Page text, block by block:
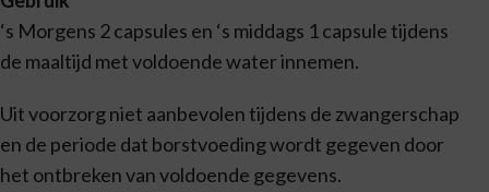
‘s Morgens 2 capsules en ‘s middags 1 capsule tijdens
de maaltijd met voldoende water innemen.
Uit voorzorg niet aanbevolen tijdens de zwangerschap
en de periode dat borstvoeding wordt gegeven door
het ontbreken van voldoende gegevens.